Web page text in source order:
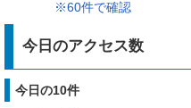
※60件で確認
今日のアクセス数
今日の10件